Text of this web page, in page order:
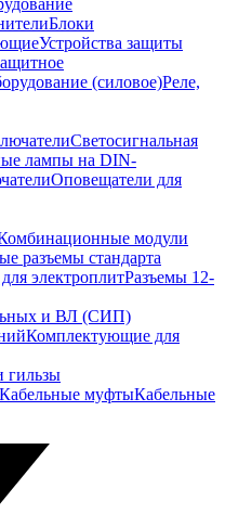
Блоки
Устройства защиты
(силовое)Реле,
Светосигнальная
лампы на DIN-
Оповещатели для
модули
разъемы стандарта
электроплитРазъемы 12-
и ВЛ (СИП)
Комплектующие для
гильзы
Кабельные муфтыКабельные